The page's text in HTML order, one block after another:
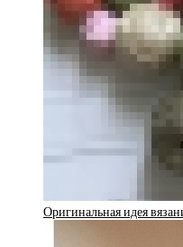
Оригинальная идея